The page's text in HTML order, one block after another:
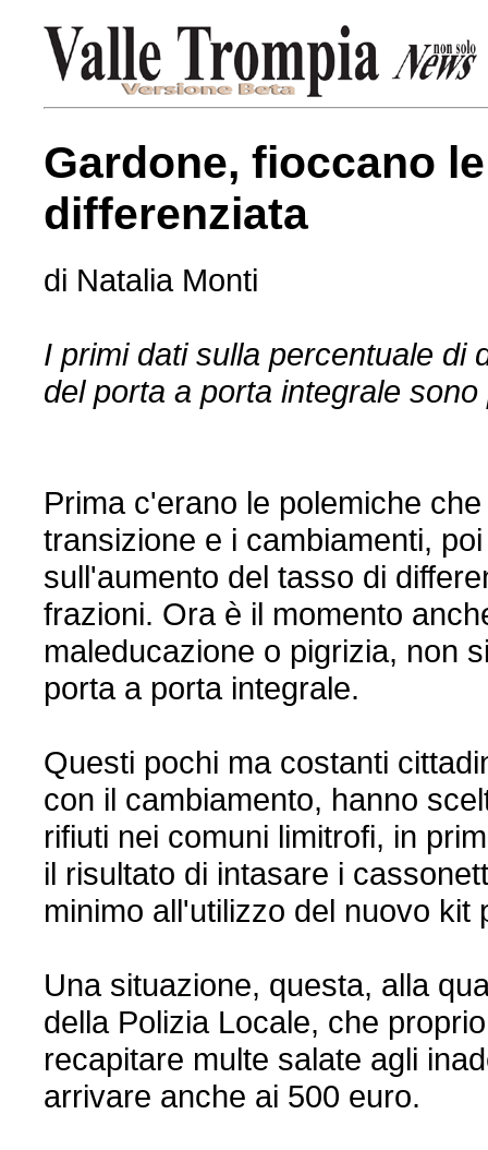
Gardone, fioccano
differenziata
di Natalia Monti
I primi dati sulla percentuale di
del porta a porta integrale
Prima c'erano le polemiche
transizione e i cambiamenti,
sull'aumento del tasso di
frazioni. Ora è il momento
maleducazione o pigrizia, non
porta a porta integrale.
Questi pochi ma costanti
con il cambiamento, hanno
rifiuti nei comuni limitrofi, in
il risultato di intasare i
minimo all'utilizzo del nuovo kit
Una situazione, questa, alla
della Polizia Locale, che
recapitare multe salate agli
arrivare anche ai 500 euro.